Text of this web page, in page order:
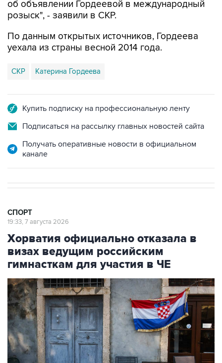
об объявлении Гордеевой в международный
розыск", - заявили в СКР.
По данным открытых источников, Гордеева
уехала из страны весной 2014 года.
СКР Катерина Гордеева
Купить подписку на профессиональную ленту
Подписаться на рассылку главных новостей сайта
Получать оперативные новости в официальном
канале
СПОРТ
19:33, 7 августа 2026
Хорватия официально отказала в
визах ведущим российским
гимнасткам для участия в ЧЕ